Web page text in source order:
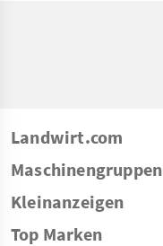
Landwirt.com
Maschinengruppen
Kleinanzeigen
Top Marken